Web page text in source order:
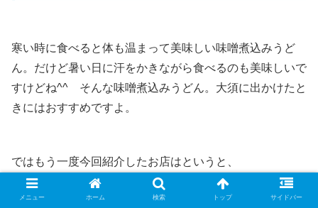
寒い時に食べると体も温まって美味しい味噌煮込みうど
ん。だけど暑い日に汗をかきながら食べるのも美味しいで
すけどね^^ そんな味噌煮込みうどん。大須に出かけたと
きにはおすすめですよ。
ではもう一度今回紹介したお店はというと、
メニュー ホーム 検索 トップ サイドバー